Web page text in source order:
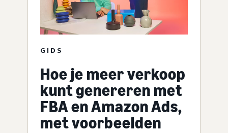
GIDS
Hoe je meer verkoop
kunt genereren met
FBA en Amazon Ads,
met voorbeelden